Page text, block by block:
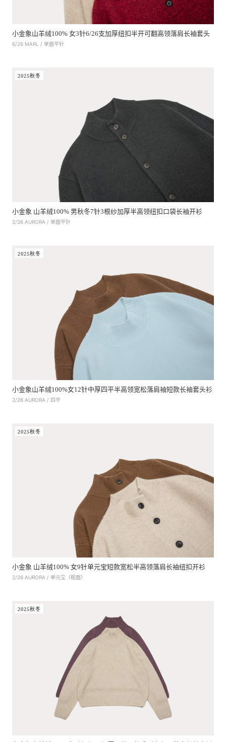
小金象山羊绒100% 女3针6/26支加厚纽扣半开可翻高领落肩长袖套头
6/26 MARL / 单面平针
2025秋冬
小金象 山羊绒100% 男秋冬7针3根纱加厚半高领纽扣口袋长袖开衫
2/26 AURORA / 单面平针
2025秋冬
小金象山羊绒100%女12针中厚四平半高领宽松落肩袖短款长袖套头衫
2/26 AURORA / 四平
2025秋冬
小金象 山羊绒100% 女9针单元宝短款宽松半高领落肩长袖纽扣开衫
2/26 AURORA / 单元宝（粗面）
2025秋冬